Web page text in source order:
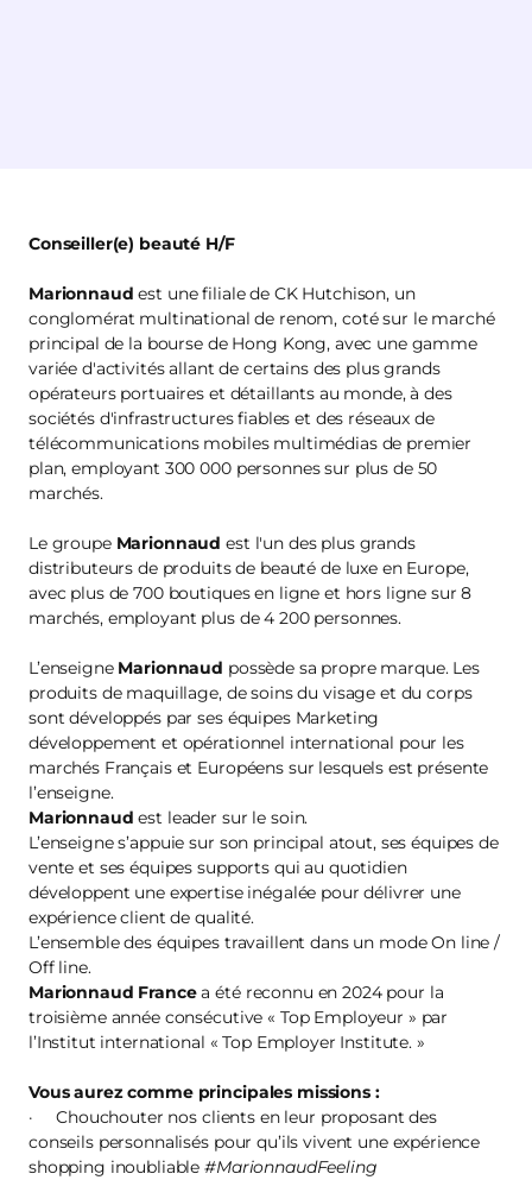
Conseiller(e) beauté H/F
Marionnaud est une filiale de CK Hutchison, un
conglomérat multinational de renom, coté sur le marché
principal de la bourse de Hong Kong, avec une gamme
variée d'activités allant de certains des plus grands
opérateurs portuaires et détaillants au monde, à des
sociétés d'infrastructures fiables et des réseaux de
télécommunications mobiles multimédias de premier
plan, employant 300 000 personnes sur plus de 50
marchés.
Le groupe Marionnaud est l'un des plus grands
distributeurs de produits de beauté de luxe en Europe,
avec plus de 700 boutiques en ligne et hors ligne sur 8
marchés, employant plus de 4 200 personnes.
L’enseigne Marionnaud possède sa propre marque. Les
produits de maquillage, de soins du visage et du corps
sont développés par ses équipes Marketing
développement et opérationnel international pour les
marchés Français et Européens sur lesquels est présente
l’enseigne.
Marionnaud est leader sur le soin.
L’enseigne s’appuie sur son principal atout, ses équipes de
vente et ses équipes supports qui au quotidien
développent une expertise inégalée pour délivrer une
expérience client de qualité.
L’ensemble des équipes travaillent dans un mode On line /
Off line.
Marionnaud Francea été reconnu en 2024 pour la
troisième année consécutive « Top Employeur » par
l’Institut international « Top Employer Institute. »
Vous aurez comme principales missions :
· Chouchouter nos clients en leur proposant des
conseils personnalisés pour qu’ils vivent une expérience
shopping inoubliable#MarionnaudFeeling